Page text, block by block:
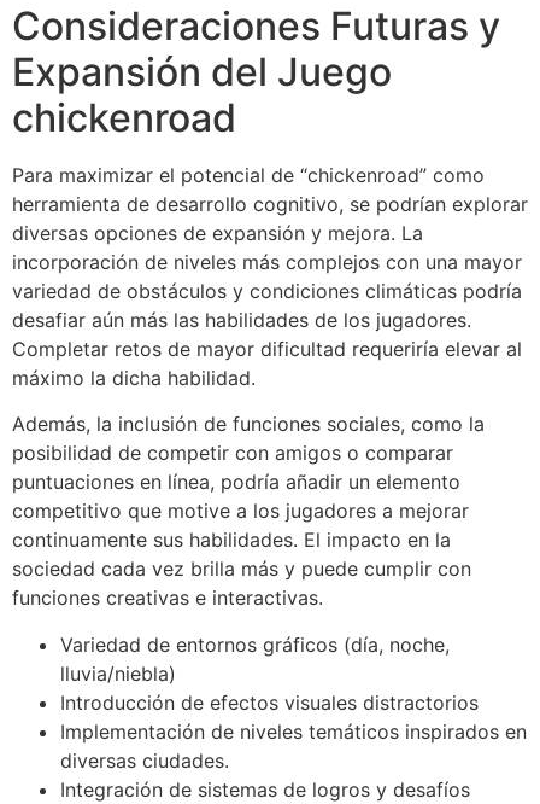
Consideraciones Futuras y
Expansión del Juego
chickenroad
Para maximizar el potencial de “chickenroad” como
herramienta de desarrollo cognitivo, se podrían explorar
diversas opciones de expansión y mejora. La
incorporación de niveles más complejos con una mayor
variedad de obstáculos y condiciones climáticas podría
desafiar aún más las habilidades de los jugadores.
Completar retos de mayor dificultad requeriría elevar al
máximo la dicha habilidad.
Además, la inclusión de funciones sociales, como la
posibilidad de competir con amigos o comparar
puntuaciones en línea, podría añadir un elemento
competitivo que motive a los jugadores a mejorar
continuamente sus habilidades. El impacto en la
sociedad cada vez brilla más y puede cumplir con
funciones creativas e interactivas.
Variedad de entornos gráficos (día, noche,
lluvia/niebla)
Introducción de efectos visuales distractorios
Implementación de niveles temáticos inspirados en
diversas ciudades.
Integración de sistemas de logros y desafíos